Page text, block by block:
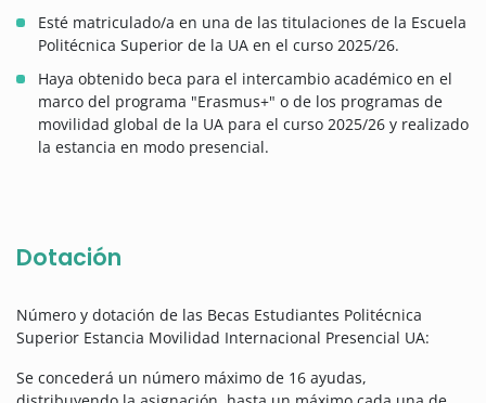
Esté matriculado/a en una de las titulaciones de la Escuela
Politécnica Superior de la UA en el curso 2025/26.
Haya obtenido beca para el intercambio académico en el
marco del programa "Erasmus+" o de los programas de
movilidad global de la UA para el curso 2025/26 y realizado
la estancia en modo presencial.
Dotación
Número y dotación de las Becas Estudiantes Politécnica
Superior Estancia Movilidad Internacional Presencial UA:
Se concederá un número máximo de 16 ayudas,